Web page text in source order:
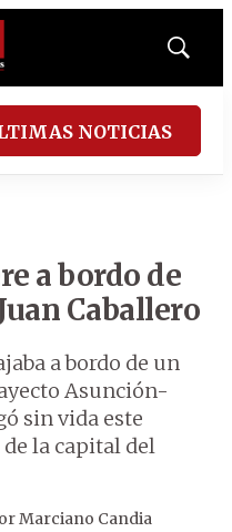
Mostrar
NOTICIAS
a bordo de
Caballero
a bordo de un
Asunción-
sin vida este
la capital del
Marciano Candia